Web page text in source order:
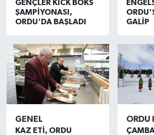
GENÇLER KİCK BOKS
ŞAMPİYONASI,
ORDU'DA BAŞLADI
GALİP
GENEL
KAZ ETİ, ORDU
ORDU